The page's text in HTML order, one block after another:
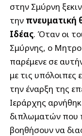
στην Σμύρνη
την πνευματική
Ιδέας. Όταν οι
Σμύρνης, ο
παρέμενε σε
με τις υπόλοιπες
την έναρξη της
Ιεράρχης
διπλωματών που
βοηθήσουν να